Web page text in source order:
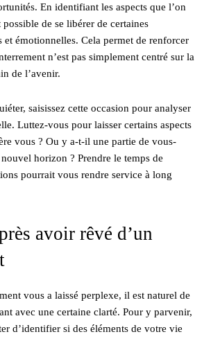
En identifiant les aspects que l’on
de se libérer de certaines
et émotionnelles. Cela permet de renforcer
n’est pas simplement centré sur la
de l’avenir.
saisissez cette occasion pour analyser
Luttez-vous pour laisser certains aspects
vous ? Ou y a-t-il une partie de vous-
horizon ? Prendre le temps de
pourrait vous rendre service à long
avoir rêvé d’un
vous a laissé perplexe, il est naturel de
avec une certaine clarté. Pour y parvenir,
d’identifier si des éléments de votre vie